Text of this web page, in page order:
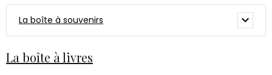
La boîte à souvenirs
La boîte à livres